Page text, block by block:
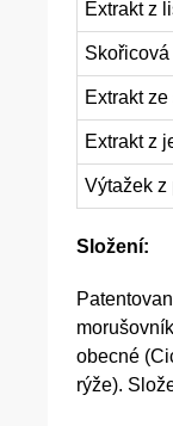
Extrakt z
Extrakt
Extrakt z
Výtažek z
Složení:
obecné
rýže).